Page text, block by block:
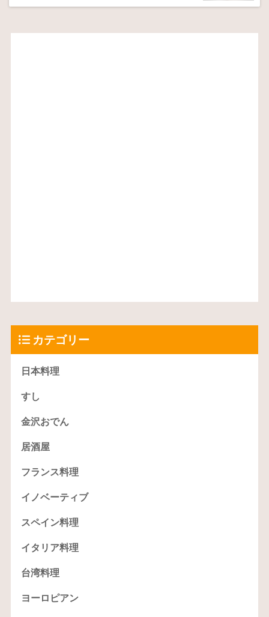
カテゴリー
日本料理
すし
金沢おでん
居酒屋
フランス料理
イノベーティブ
スペイン料理
イタリア料理
台湾料理
ヨーロピアン